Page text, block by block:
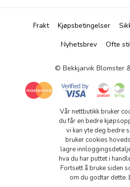
Frakt Kjøpsbetingelser
Nyhetsbrev
Ofte
© Bekkjarvik Blomster
Vår nettbutikk bruker
du får en bedre
vi kan yte deg bedre
bruker cookies
lagre
hva du har puttet i
Fortsett å bruke siden
om du godtar dette.